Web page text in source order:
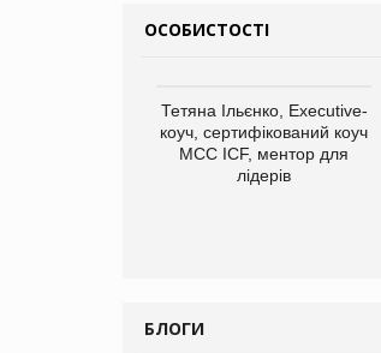
ОСОБИСТОСТІ
Тетяна Ільєнко, Executive-
коуч, сертифікований коуч
МСС ICF, ментор для
лідерів
БЛОГИ